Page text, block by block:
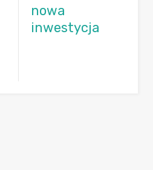
nowa
inwestycja